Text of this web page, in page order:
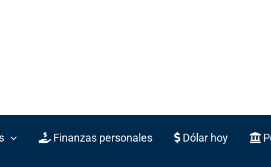
Finanzas personales Dólar hoy